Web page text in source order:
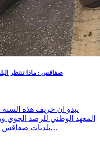
صفاقس : ماذا تنتظر
يبدو ان خريف هذه
المعهد الوطني للرصد الجوي
بلديات صفاقس الى الاسراع في القيام بعمليّة تنظيف…